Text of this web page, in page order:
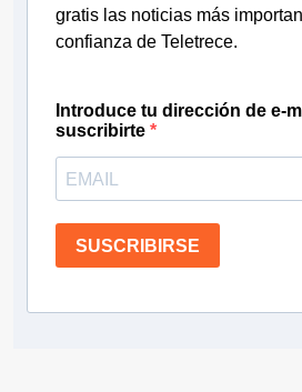
gratis las noticias más
confianza de Teletrece.
Introduce tu dirección de e-
suscribirte
SUSCRIBIRSE